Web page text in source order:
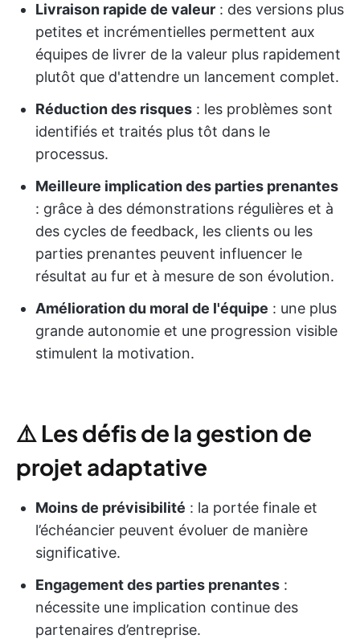
Livraison rapide de valeur : des versions plus
petites et incrémentielles permettent aux
équipes de livrer de la valeur plus rapidement
plutôt que d'attendre un lancement complet.
Réduction des risques : les problèmes sont
identifiés et traités plus tôt dans le
processus.
Meilleure implication des parties prenantes
: grâce à des démonstrations régulières et à
des cycles de feedback, les clients ou les
parties prenantes peuvent influencer le
résultat au fur et à mesure de son évolution.
Amélioration du moral de l'équipe : une plus
grande autonomie et une progression visible
stimulent la motivation.
⚠️ Les défis de la gestion de
projet adaptative
Moins de prévisibilité : la portée finale et
l’échéancier peuvent évoluer de manière
significative.
Engagement des parties prenantes :
nécessite une implication continue des
partenaires d’entreprise.